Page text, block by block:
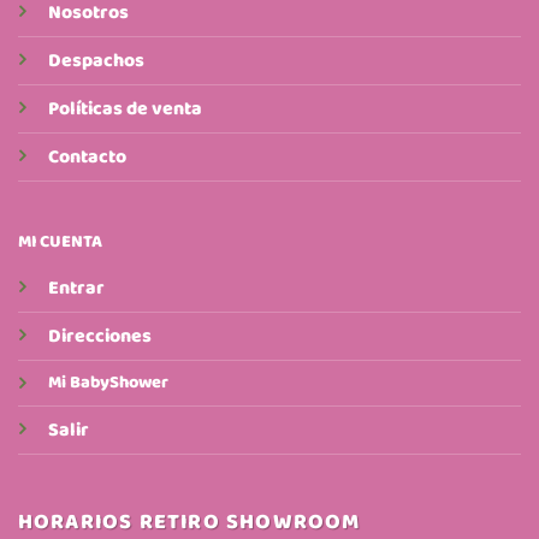
Nosotros
Despachos
Políticas de venta
Contacto
MI CUENTA
Entrar
Direcciones
Mi BabyShower
Salir
HORARIOS RETIRO SHOWROOM